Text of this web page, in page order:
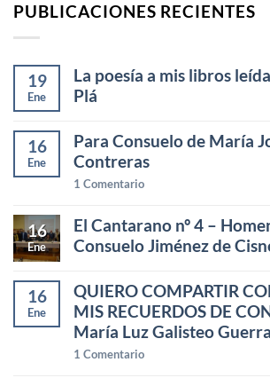
PUBLICACIONES RECIENTES
19
Ene
La poesía a mis libros
Plá
16
Ene
Para Consuelo de María
Contreras
1 Comentario
16
Ene
El Cantarano nº 4 –
Consuelo Jiménez de
16
Ene
QUIERO COMPARTIR
MIS RECUERDOS DE
María Luz Galisteo Guerra
1 Comentario